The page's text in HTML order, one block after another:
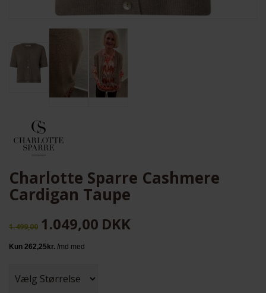
Charlotte Sparre Cashmere
Cardigan Taupe
1.499,00 1.049,00 DKK